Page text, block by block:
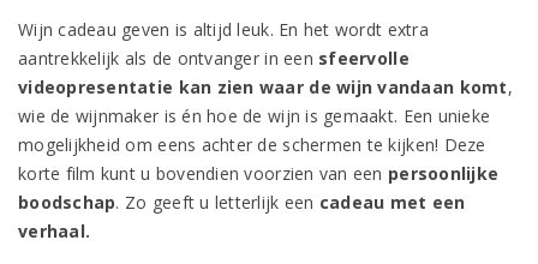
Wijn cadeau geven is altijd leuk. En het wordt extra
aantrekkelijk als de ontvanger in een sfeervolle
videopresentatie kan zien waar de wijn vandaan komt,
wie de wijnmaker is én hoe de wijn is gemaakt. Een unieke
mogelijkheid om eens achter de schermen te kijken! Deze
korte film kunt u bovendien voorzien van een persoonlijke
boodschap. Zo geeft u letterlijk een cadeau met een
verhaal.